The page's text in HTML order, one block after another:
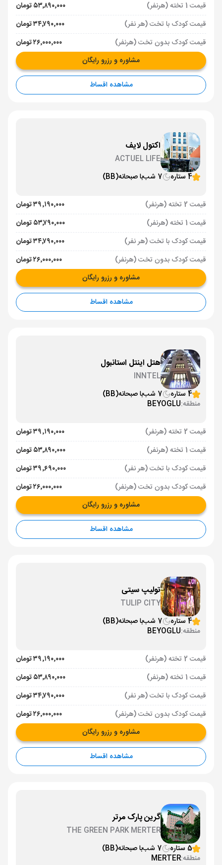
قیمت 1 تخته (هرنفر)
۵۳٬۸۹۰٬۰۰۰ تومان
قیمت کودک با تخت (هر نفر)
۳۴٬۷۹۰٬۰۰۰ تومان
قیمت کودک بدون تخت (هرنفر)
۲۶٬۰۰۰٬۰۰۰ تومان
مشاوره و رزرو رایگان
مشاهده اقساط
اکتول لایف
ACTUEL LIFE
4 ستاره
7 شب با صبحانه(BB)
قیمت 2 تخته (هرنفر)
۳۹٬۱۹۰٬۰۰۰ تومان
قیمت 1 تخته (هرنفر)
۵۳٬۷۹۰٬۰۰۰ تومان
قیمت کودک با تخت (هر نفر)
۳۴٬۷۹۰٬۰۰۰ تومان
قیمت کودک بدون تخت (هرنفر)
۲۶٬۰۰۰٬۰۰۰ تومان
مشاوره و رزرو رایگان
مشاهده اقساط
هتل اینتل استانبول
INNTEL
4 ستاره
7 شب با صبحانه(BB)
منطقه:BEYOGLU
قیمت 2 تخته (هرنفر)
۳۹٬۱۹۰٬۰۰۰ تومان
قیمت 1 تخته (هرنفر)
۵۳٬۸۹۰٬۰۰۰ تومان
قیمت کودک با تخت (هر نفر)
۳۹٬۶۹۰٬۰۰۰ تومان
قیمت کودک بدون تخت (هرنفر)
۲۶٬۰۰۰٬۰۰۰ تومان
مشاوره و رزرو رایگان
مشاهده اقساط
تولیپ سیتی
TULIP CITY
4 ستاره
7 شب با صبحانه(BB)
منطقه:BEYOGLU
قیمت 2 تخته (هرنفر)
۳۹٬۱۹۰٬۰۰۰ تومان
قیمت 1 تخته (هرنفر)
۵۳٬۸۹۰٬۰۰۰ تومان
قیمت کودک با تخت (هر نفر)
۳۴٬۷۹۰٬۰۰۰ تومان
قیمت کودک بدون تخت (هرنفر)
۲۶٬۰۰۰٬۰۰۰ تومان
مشاوره و رزرو رایگان
مشاهده اقساط
گرین پارک مرتر
THE GREEN PARK MERTER
5 ستاره
7 شب با صبحانه(BB)
منطقه:MERTER